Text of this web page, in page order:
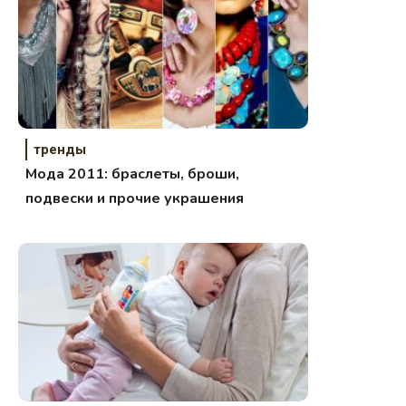
тренды
Мода 2011: браслеты, броши,
подвески и прочие украшения